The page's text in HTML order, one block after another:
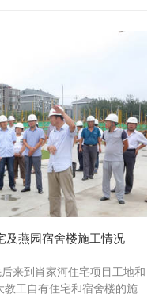
及燕园宿舍楼施工情况
来到肖家河住宅项目工地和
工自有住宅和宿舍楼的施